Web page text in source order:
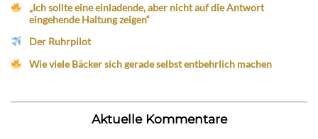
„Ich sollte eine einladende, aber nicht auf die Antwort
eingehende Haltung zeigen“
Der Ruhrpilot
Wie viele Bäcker sich gerade selbst entbehrlich machen
Aktuelle Kommentare